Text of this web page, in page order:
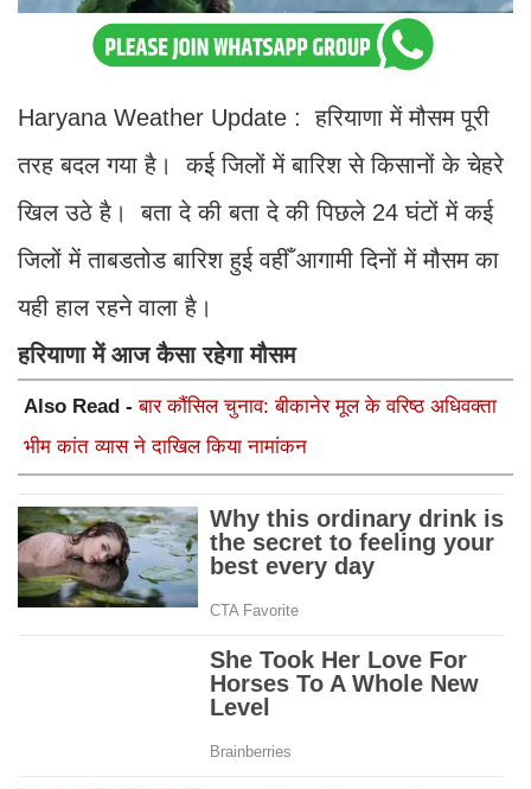
Haryana Weather Update : हरियाणा में मौसम पूरी
तरह बदल गया है। कई जिलों में बारिश से किसानों के चेहरे
खिल उठे है। बता दे की बता दे की पिछले 24 घंटों में कई
जिलों में ताबडतोड बारिश हुई वहीँ आगामी दिनों में मौसम का
यही हाल रहने वाला है।
हरियाणा में आज कैसा रहेगा मौसम
Also Read -बार कौंसिल चुनाव: बीकानेर मूल के वरिष्ठ अधिवक्ता
भीम कांत व्यास ने दाखिल किया नामांकन